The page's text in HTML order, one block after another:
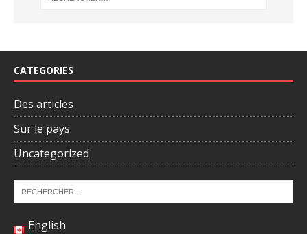
CATEGORIES
Des articles
Sur le pays
Uncategorized
English